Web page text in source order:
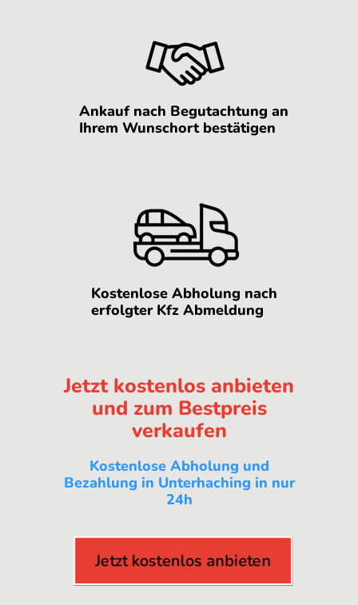
Ankauf nach Begutachtung an
Ihrem Wunschort bestätigen
Kostenlose Abholung nach
erfolgter Kfz Abmeldung
Jetzt kostenlos anbieten
und zum Bestpreis
verkaufen
Kostenlose Abholung und
Bezahlung in Unterhaching in nur
24h
Jetzt kostenlos anbieten